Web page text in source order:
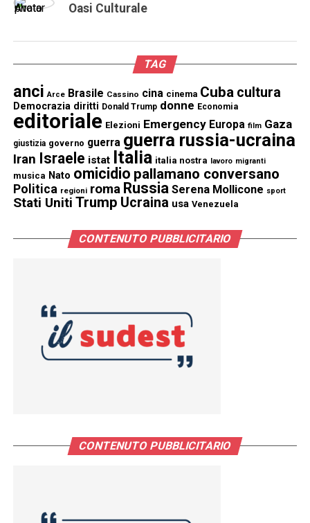
Oasi Culturale
TAG
anci Arce Brasile Cassino cina cinema Cuba cultura
Democrazia diritti Donald Trump donne Economia
editoriale Elezioni Emergency Europa film Gaza
giustizia governo guerra guerra russia-ucraina
Iran Israele istat Italia italia nostra lavoro migranti
musica Nato omicidio pallamano conversano
Politica regioni roma Russia Serena Mollicone sport
Stati Uniti Trump Ucraina usa Venezuela
CONTENUTO PUBBLICITARIO
CONTENUTO PUBBLICITARIO